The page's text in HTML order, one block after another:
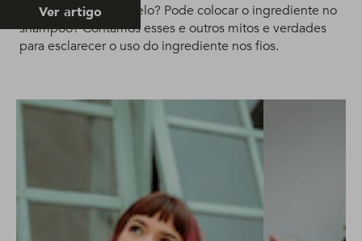
Açúcar hidrata o cabelo? Pode colocar o ingrediente no
shampoo? Contamos esses e outros mitos e verdades
para esclarecer o uso do ingrediente nos fios.
Ver artigo